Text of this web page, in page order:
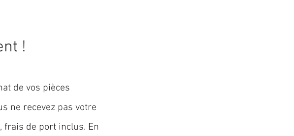
!
de vos pièces
ne recevez pas votre
frais de port inclus. En